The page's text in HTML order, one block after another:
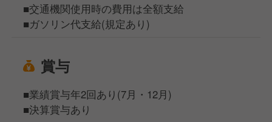
■交通機関使用時の費用は全額支給
■ガソリン代支給(規定あり)
賞与
■業績賞与年2回あり(7月・12月)
■決算賞与あり